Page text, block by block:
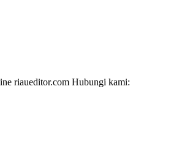
riaueditor.com Hubungi kami: